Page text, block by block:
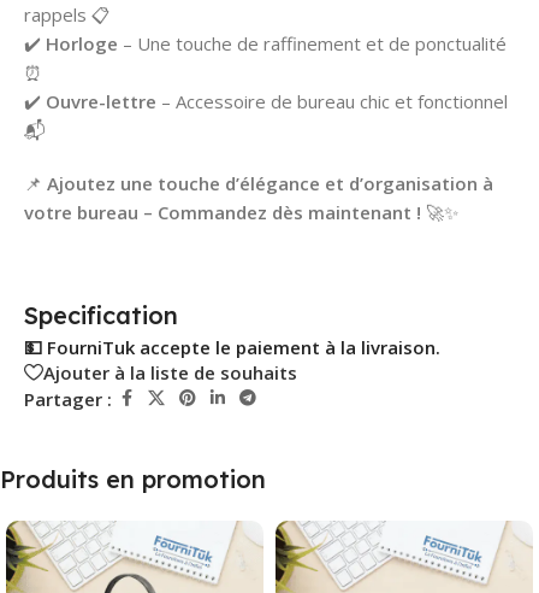
rappels 📋
✔️ Horloge – Une touche de raffinement et de ponctualité
⏰
✔️ Ouvre-lettre – Accessoire de bureau chic et fonctionnel
📬
📌 Ajoutez une touche d’élégance et d’organisation à
votre bureau – Commandez dès maintenant ! 🚀✨
Specification
💵 FourniTuk accepte le paiement à la livraison.
Ajouter à la liste de souhaits
Partager :
Produits en promotion